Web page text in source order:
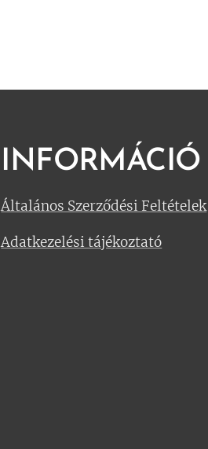
INFORMÁCIÓ
Általános Szerződési Feltételek
Adatkezelési tájékoztató